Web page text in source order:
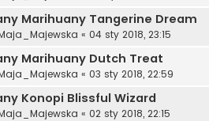
Marihuany Tangerine Dream
« 04 sty 2018, 23:15
Marihuany Dutch Treat
« 03 sty 2018, 22:59
Konopi Blissful Wizard
« 02 sty 2018, 22:15